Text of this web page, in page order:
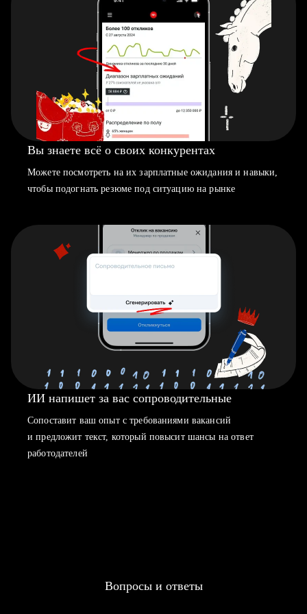
Вы знаете всё о своих конкурентах
Можете посмотреть на их зарплатные ожидания и навыки,
чтобы подогнать резюме под ситуацию на рынке
ИИ напишет за вас сопроводительные
Сопоставит ваш опыт с требованиями вакансий
и предложит текст, который повысит шансы на ответ
работодателей
Вопросы и ответы